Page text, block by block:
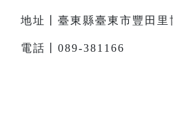
地址丨臺東縣臺東市豐田里
電話丨089-381166